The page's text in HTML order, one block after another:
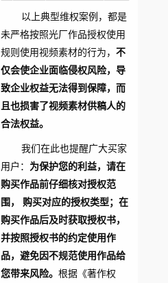
以上典型维权案例，都是
未严格按照光厂作品授权使用
规则使用视频素材的行为， 不
仅会使企业面临侵权风险，导
致企业权益无法得到保障，而
且也损害了视频素材供稿人的
合法权益。
我们在此也提醒广大买家
用户： 为保护您的利益，请在
购买作品前仔细核对授权范
围， 购买对应的授权类型；在
购买作品后及时获取授权书，
并按照授权书的约定使用作
品，避免因不规范使用作品给
您带来风险。 根据《著作权